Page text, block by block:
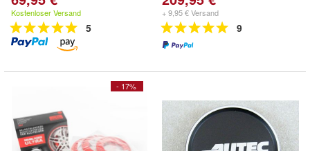
Kostenloser Versand
5
+ 9,95 € Versand
9
- 17%